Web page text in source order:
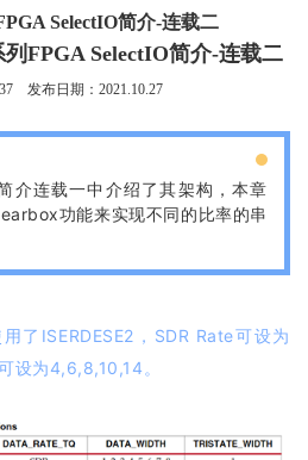
SelectIO简介-连载二
FPGA SelectIO简介-连载二
发布日期：2021.10.27
介连载一中介绍了其架构，本章
功能来实现不同的比率的串
了ISERDESE2，SDR Rate可设为
设为4,6,8,10,14。